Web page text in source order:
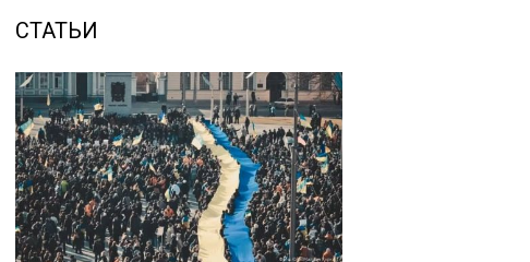
СТАТЬИ